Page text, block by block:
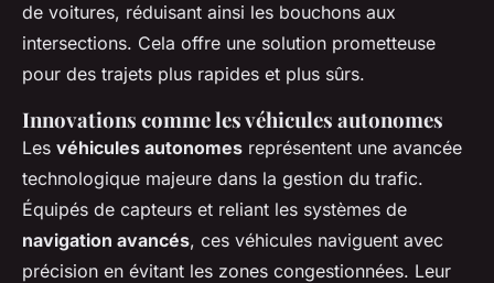
de voitures, réduisant ainsi les bouchons aux
intersections. Cela offre une solution prometteuse
pour des trajets plus rapides et plus sûrs.
Innovations comme les véhicules autonomes
Les véhicules autonomes représentent une avancée
technologique majeure dans la gestion du trafic.
Équipés de capteurs et reliant les systèmes de
navigation avancés, ces véhicules naviguent avec
précision en évitant les zones congestionnées. Leur